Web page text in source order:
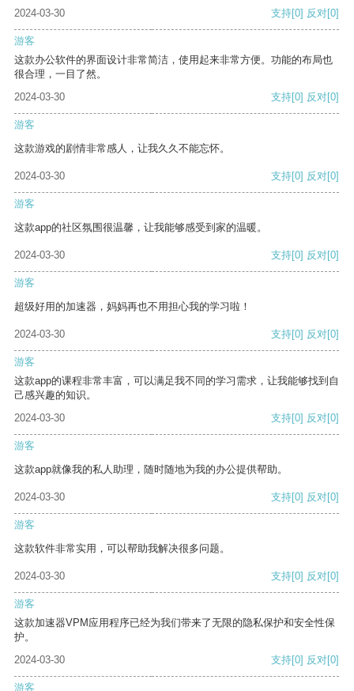
2024-03-30 支持[0] 反对[0]
游客
这款办公软件的界面设计非常简洁，使用起来非常方便。功能的布局也
很合理，一目了然。
2024-03-30
支持[0] 反对[0]
游客
这款游戏的剧情非常感人，让我久久不能忘怀。
2024-03-30 支持[0] 反对[0]
游客
这款app的社区氛围很温馨，让我能够感受到家的温暖。
2024-03-30 支持[0] 反对[0]
游客
超级好用的加速器，妈妈再也不用担心我的学习啦！
2024-03-30 支持[0] 反对[0]
游客
这款app的课程非常丰富，可以满足我不同的学习需求，让我能够找到自
己感兴趣的知识。
2024-03-30
支持[0] 反对[0]
游客
这款app就像我的私人助理，随时随地为我的办公提供帮助。
2024-03-30 支持[0] 反对[0]
游客
这款软件非常实用，可以帮助我解决很多问题。
2024-03-30 支持[0] 反对[0]
游客
这款加速器VPM应用程序已经为我们带来了无限的隐私保护和安全性保
护。
2024-03-30
支持[0] 反对[0]
游客